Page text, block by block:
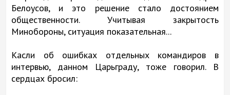
Белоусов, и это решение стало достоянием
общественности. Учитывая закрытость
Минобороны, ситуация показательная...
Касли об ошибках отдельных командиров в
интервью, данном Царьграду, тоже говорил. В
сердцах бросил: